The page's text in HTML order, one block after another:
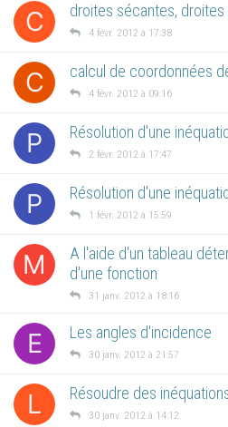
C droites sécantes, droites
4 févr. 2012 à 17:38
C calcul de coordonnées
4 févr. 2012 à 09:16
P Résolution d'une
2 févr. 2012 à 17:47
P Résolution d'une
1 févr. 2012 à 15:59
M
A l'aide d'un tableau
d'une fonction
31 janv. 2012 à 18:16
E Les angles d'incidence
30 janv. 2012 à 21:57
L Résoudre des
30 janv. 2012 à 14:12